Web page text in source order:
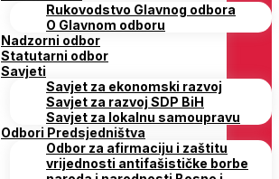
Rukovodstvo Glavnog odbora
O Glavnom odboru
Nadzorni odbor
Statutarni odbor
Savjeti
Savjet za ekonomski razvoj
Savjet za razvoj SDP BiH
Savjet za lokalnu samoupravu
Odbori Predsjedništva
Odbor za afirmaciju i zaštitu
vrijednosti antifašističke borbe